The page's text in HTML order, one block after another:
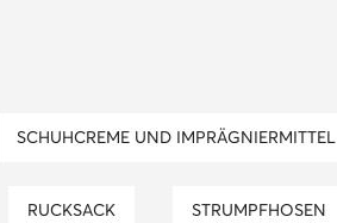
SCHUHCREME UND IMPRÄGNIERMITTEL
RUCKSACK STRUMPFHOSEN